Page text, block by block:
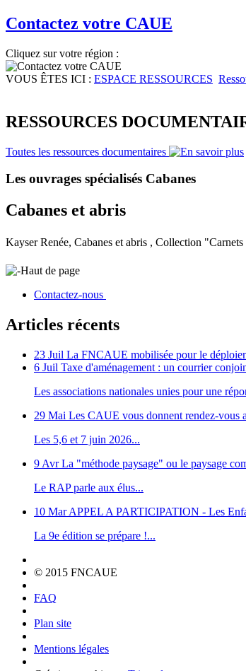
Contactez votre CAUE
Cliquez sur votre région :
VOUS ÊTES ICI : ESPACE RESSOURCES
RESSOURCES
Toutes les ressources documentaires
Les ouvrages spécialisés Cabanes
Cabanes et abris
Kayser Renée, Cabanes et abris , Collection
Haut de page
Contactez-nous
Articles récents
23 Juil La FNCAUE mobilisée pour le
6 Juil Taxe d'aménagement : un courrier
Les associations nationales unies pour une
29 Mai Les CAUE vous donnent rendez-vous
Les 5,6 et 7 juin 2026...
9 Avr La "méthode paysage" ou le paysage
Le RAP parle aux élus...
10 Mar APPEL A PARTICIPATION - Les
La 9e édition se prépare !...
© 2015 FNCAUE
FAQ
Plan site
Mentions légales